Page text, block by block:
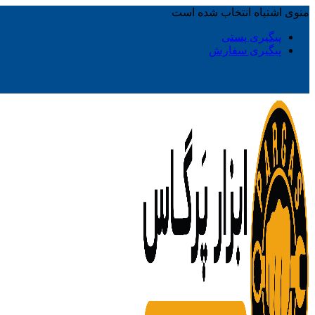
منوی اشتباه انتخاب شده است
پیگیری پستی
پیگیری سفارش